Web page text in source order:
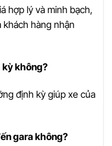
hợp lý và minh bạch,
hàng nhận
kỳ không?
định kỳ giúp xe của
gara không?